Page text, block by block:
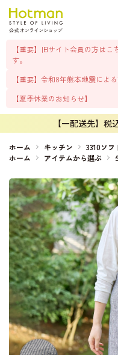
【重要】旧サイト会員の方は
す。
【重要】令和8年熊本地震によ
【夏季休業のお知らせ】
【一配送先】税
ホーム キッチン
3310ソ
ホーム
アイテムから選ぶ